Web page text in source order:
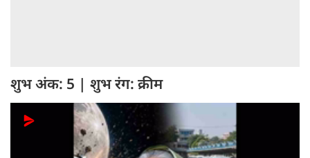
शुभ अंक: 5 | शुभ रंग: क्रीम